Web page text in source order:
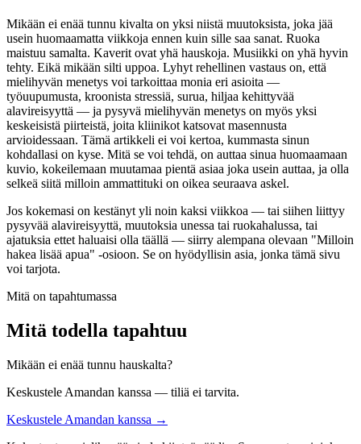
Mikään ei enää tunnu kivalta on yksi niistä muutoksista, joka jää
usein huomaamatta viikkoja ennen kuin sille saa sanat. Ruoka
maistuu samalta. Kaverit ovat yhä hauskoja. Musiikki on yhä hyvin
tehty. Eikä mikään silti uppoa. Lyhyt rehellinen vastaus on, että
mielihyvän menetys voi tarkoittaa monia eri asioita —
työuupumusta, kroonista stressiä, surua, hiljaa kehittyvää
alavireisyyttä — ja pysyvä mielihyvän menetys on myös yksi
keskeisistä piirteistä, joita kliinikot katsovat masennusta
arvioidessaan. Tämä artikkeli ei voi kertoa, kummasta sinun
kohdallasi on kyse. Mitä se voi tehdä, on auttaa sinua huomaamaan
kuvio, kokeilemaan muutamaa pientä asiaa joka usein auttaa, ja olla
selkeä siitä milloin ammattituki on oikea seuraava askel.
Jos kokemasi on kestänyt yli noin kaksi viikkoa — tai siihen liittyy
pysyvää alavireisyyttä, muutoksia unessa tai ruokahalussa, tai
ajatuksia ettet haluaisi olla täällä — siirry alempana olevaan "Milloin
hakea lisää apua" -osioon. Se on hyödyllisin asia, jonka tämä sivu
voi tarjota.
Mitä on tapahtumassa
Mitä todella tapahtuu
Mikään ei enää tunnu hauskalta?
Keskustele Amandan kanssa — tiliä ei tarvita.
Keskustele Amandan kanssa →